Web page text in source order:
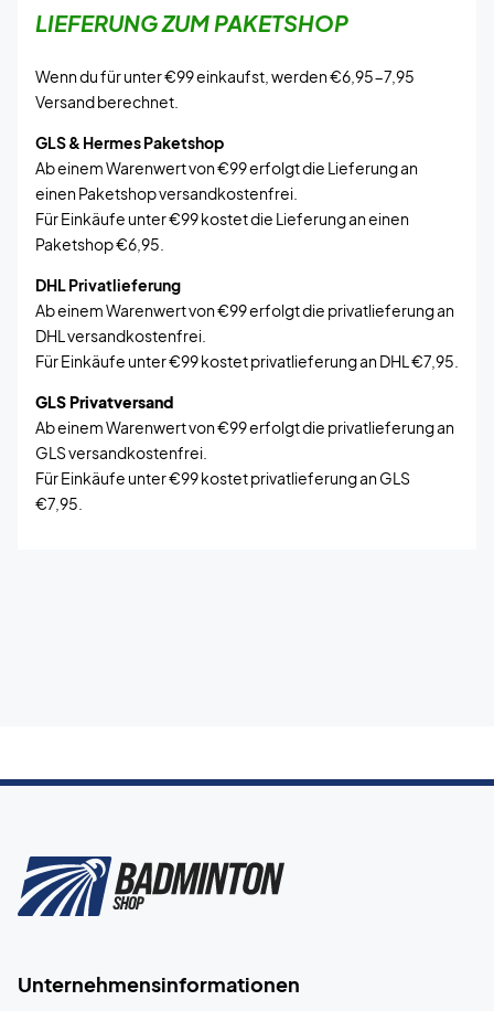
LIEFERUNG ZUM PAKETSHOP
Wenn du für unter €99 einkaufst, werden €6,95-7,95
Versand berechnet.
GLS & Hermes Paketshop
Ab einem Warenwert von €99 erfolgt die Lieferung an
einen Paketshop versandkostenfrei.
Für Einkäufe unter €99 kostet die Lieferung an einen
Paketshop €6,95.
DHL Privatlieferung
Ab einem Warenwert von €99 erfolgt die privatlieferung an
DHL versandkostenfrei.
Für Einkäufe unter €99 kostet privatlieferung an DHL €7,95.
GLS Privatversand
Ab einem Warenwert von €99 erfolgt die privatlieferung an
GLS versandkostenfrei.
Für Einkäufe unter €99 kostet privatlieferung an GLS
€7,95.
Unternehmensinformationen